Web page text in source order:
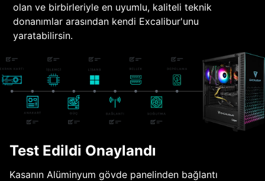
olan ve birbirleriyle en uyumlu, kaliteli teknik
donanımlar arasından kendi Excalibur'unu
yaratabilirsin.
Test Edildi Onaylandı
Kasanın Alüminyum gövde panelinden bağlantı